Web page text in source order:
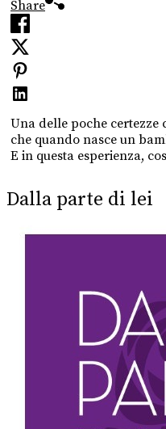
Share
Una delle poche certezze
che quando nasce un
E in questa esperienza,
Dalla parte di lei